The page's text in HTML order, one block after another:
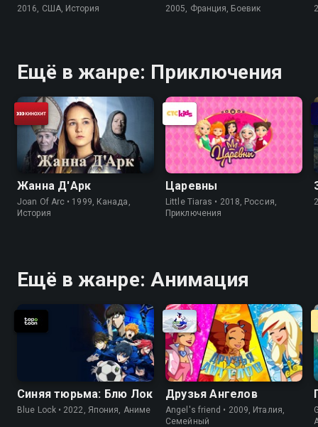
2016, США, История 2005, Франция, Боевик
Ещё в жанре: Приключения
Жанна Д'Арк
Joan Of Arc • 1999, Канада,
История
Царевны
Little Tiaras • 2018, Россия,
Приключения
Ещё в жанре: Анимация
Синяя тюрьма: Блю Лок
Blue Lock • 2022, Япония, Аниме
Друзья Ангелов
Angel's friend • 2009, Италия,
Cемейный